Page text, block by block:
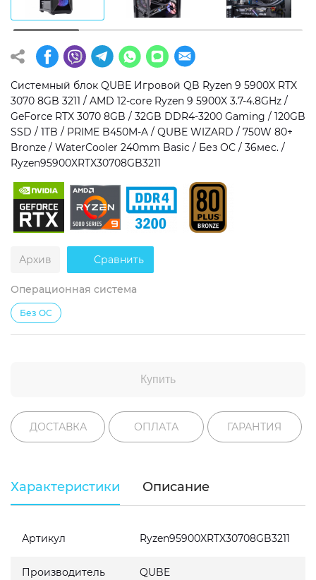
Операционная система
Windows 11 Home
Windows 11 Pro
Без ОС
Тип накопителя
SSD
HDD
SSD + HDD
Дополнительно
RGB-подсветка
Разблокированный множитель CPU
Сверхбыстрый M.2 SSD NVME
Системный блок QUBE Игровой QB Ryzen 9 5900X RTX
3070 8GB 3211 / AMD 12-core Ryzen 9 5900X 3.7-4.8GHz /
GeForce RTX 3070 8GB / 32GB DDR4-3200 Gaming / 120GB
SSD / 1TB / PRIME B450M-A / QUBE WIZARD / 750W 80+
Bronze / WaterCooler 240mm Basic / Без ОС / 36мес. /
Ryzen95900XRTX30708GB3211
Архив Сравнить
Операционная система
Без ОС
Купить
ДОСТАВКА ОПЛАТА ГАРАНТИЯ
Характеристики Описание
Артикул Ryzen95900XRTX30708GB3211
Производитель
QUBE